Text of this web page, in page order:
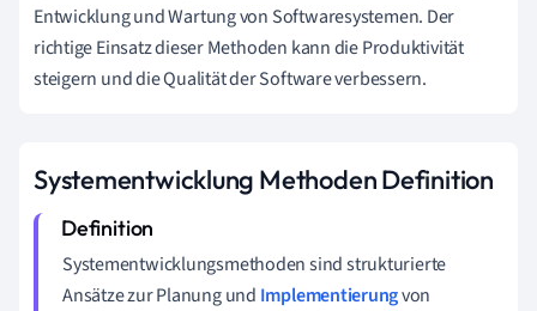
Entwicklung und Wartung von Softwaresystemen. Der
richtige Einsatz dieser Methoden kann die Produktivität
steigern und die Qualität der Software verbessern.
Systementwicklung Methoden Definition
Systementwicklungsmethoden sind strukturierte
Ansätze zur Planung und Implementierungvon